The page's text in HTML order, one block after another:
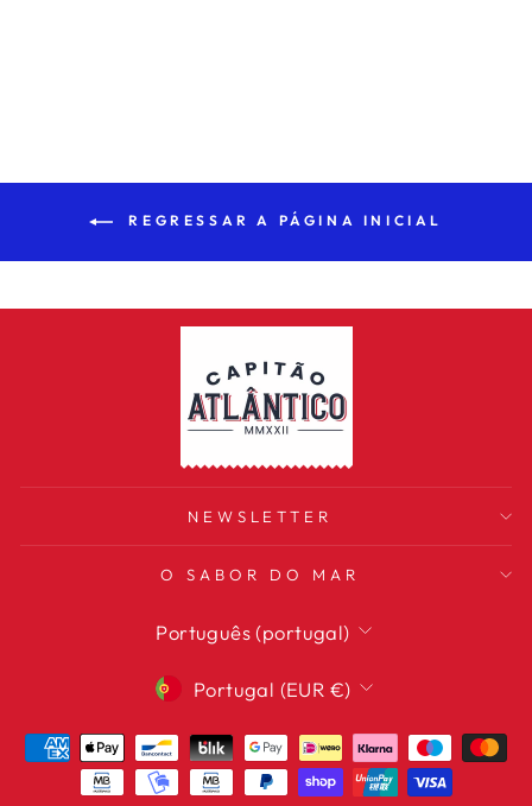
REGRESSAR A PÁGINA INICIAL
NEWSLETTER
O SABOR DO MAR
IDIOMA
Português (portugal)
MOEDA
Portugal (EUR €)